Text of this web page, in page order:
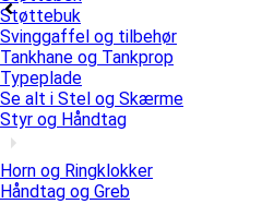
Støttebuk
Svinggaffel og tilbehør
Tankhane og Tankprop
Typeplade
Se alt i Stel og Skærme
Styr og Håndtag
Horn og Ringklokker
Håndtag og Greb